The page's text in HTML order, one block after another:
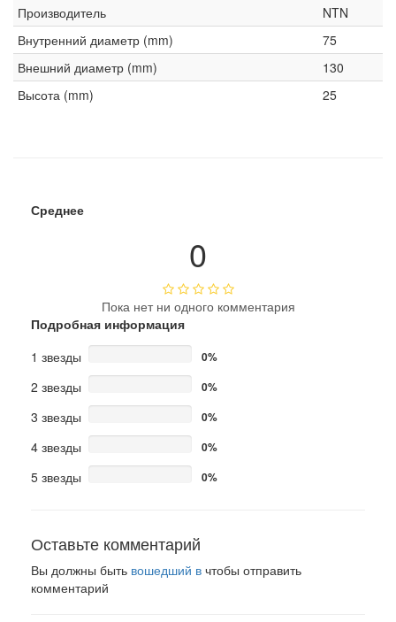
Производитель
NTN
Внутренний диаметр (mm)
75
Внешний диаметр (mm)
130
Высота (mm)
25
Среднее
0
Пока нет ни одного комментария
Подробная информация
1 звезды
0%
2 звезды 0%
3 звезды 0%
4 звезды 0%
5 звезды 0%
Оставьте комментарий
Вы должны быть вошедший в чтобы отправить
комментарий